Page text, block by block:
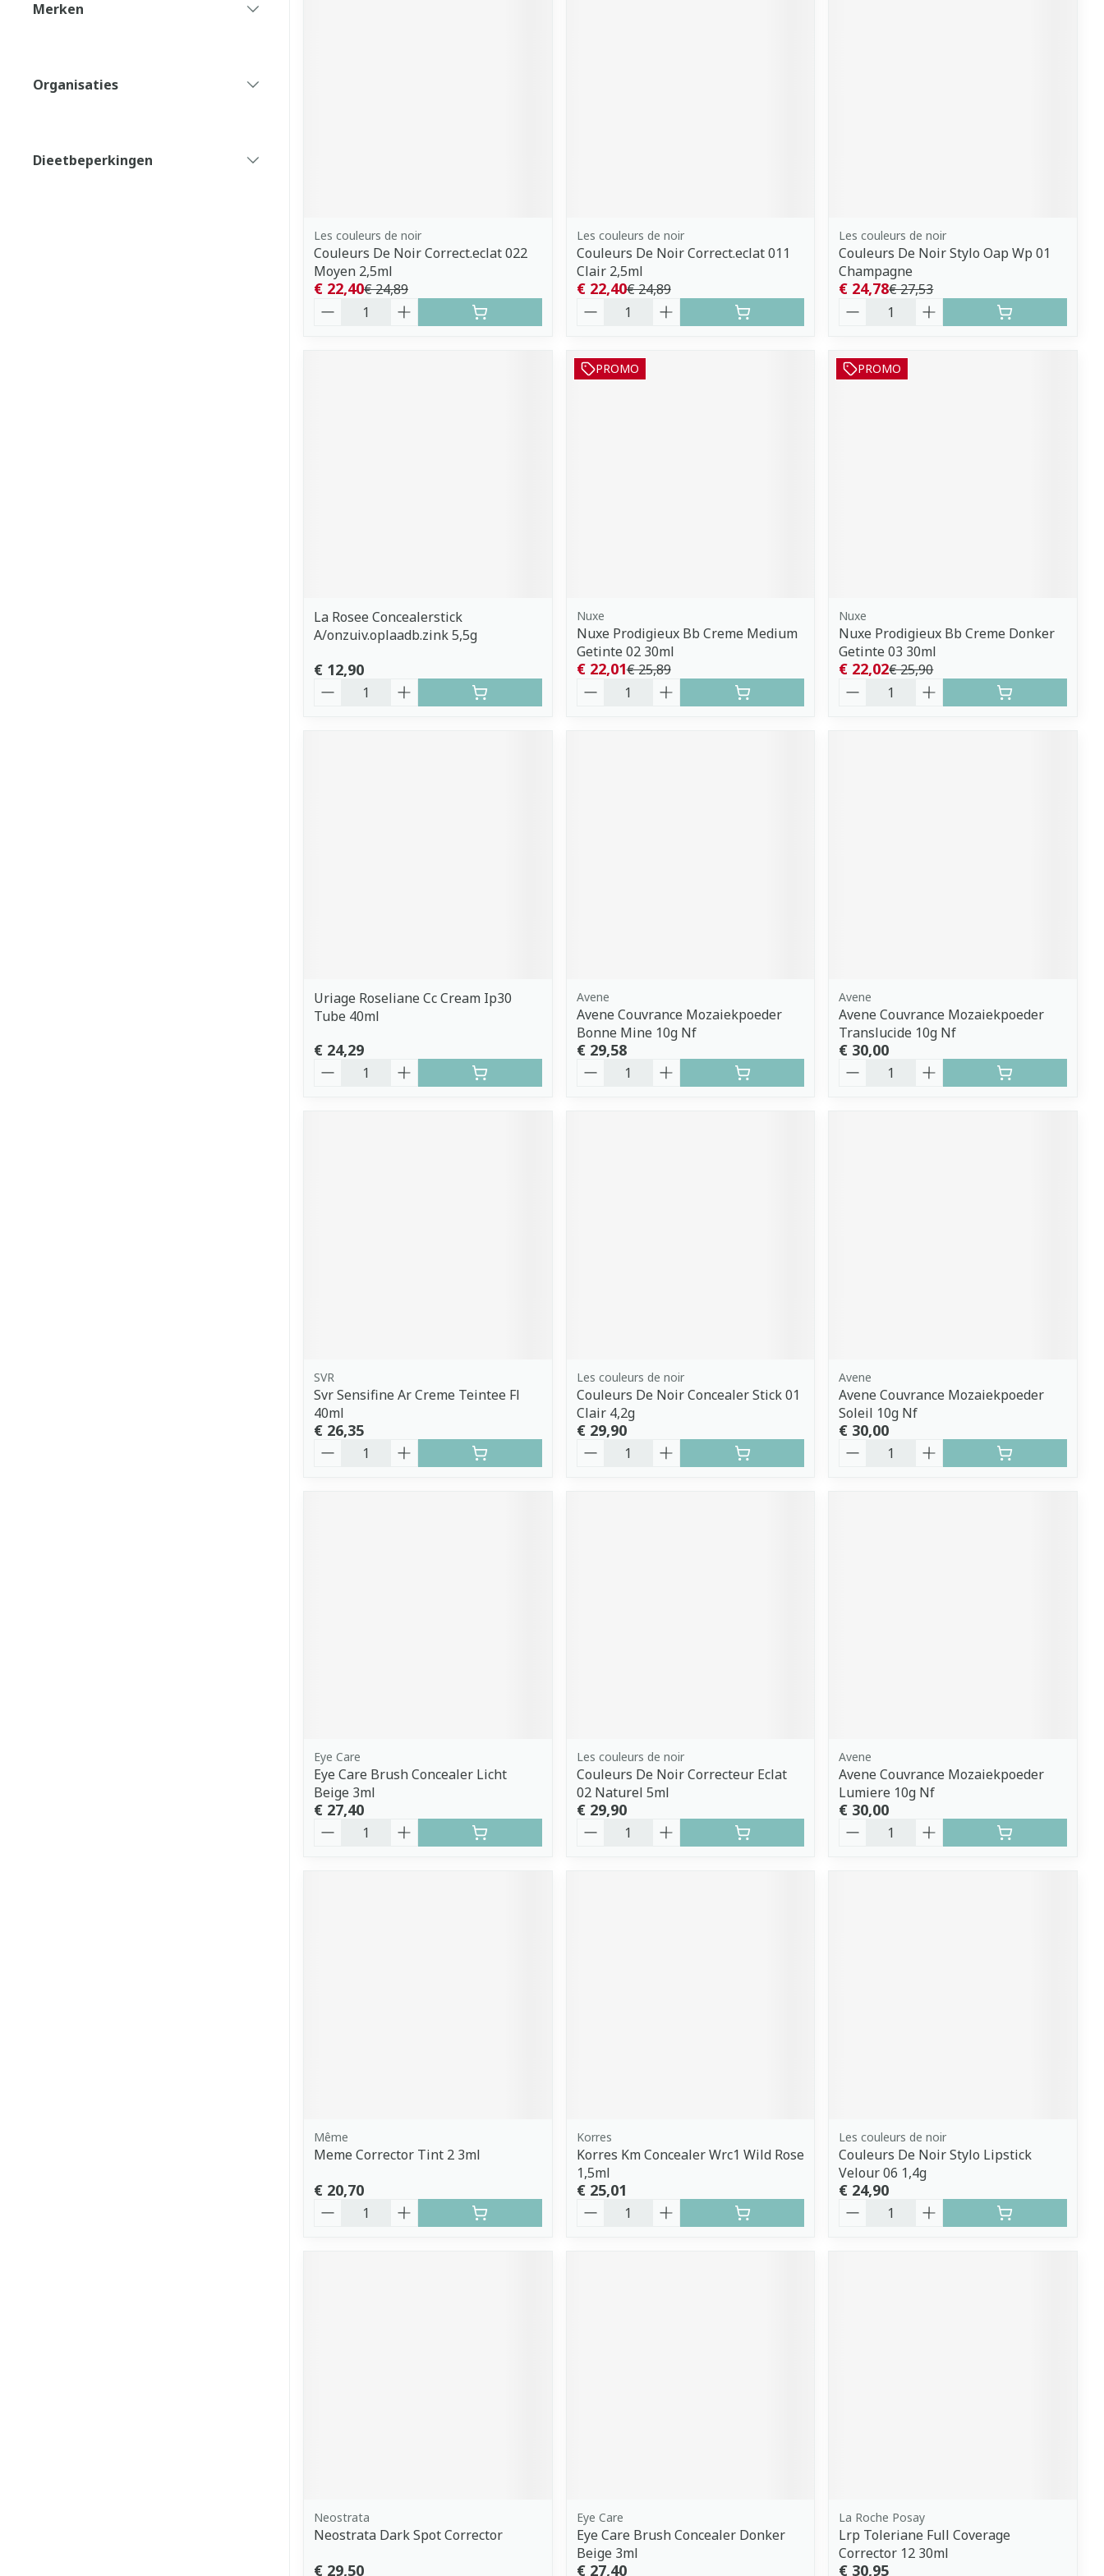
Merken
Organisaties
Dieetbeperkingen
Les couleurs de noir
Couleurs De Noir Correct.eclat 022
Moyen 2,5ml
€ 24,89
€ 22,40
Les couleurs de noir
Couleurs De Noir Correct.eclat 011
Clair 2,5ml
€ 24,89
€ 22,40
Les couleurs de noir
Couleurs De Noir Stylo Oap Wp 01
Champagne
€ 27,53
€ 24,78
La Rosee Concealerstick
A/onzuiv.oplaadb.zink 5,5g
€ 12,90
PROMO
Nuxe
Nuxe Prodigieux Bb Creme Medium
Getinte 02 30ml
€ 25,89
€ 22,01
PROMO
Nuxe
Nuxe Prodigieux Bb Creme Donker
Getinte 03 30ml
€ 25,90
€ 22,02
Uriage Roseliane Cc Cream Ip30
Tube 40ml
€ 24,29
Avene
Avene Couvrance Mozaiekpoeder
Bonne Mine 10g Nf
€ 29,58
Avene
Avene Couvrance Mozaiekpoeder
Translucide 10g Nf
€ 30,00
SVR
Svr Sensifine Ar Creme Teintee Fl
40ml
€ 26,35
Les couleurs de noir
Couleurs De Noir Concealer Stick 01
Clair 4,2g
€ 29,90
Avene
Avene Couvrance Mozaiekpoeder
Soleil 10g Nf
€ 30,00
Eye Care
Eye Care Brush Concealer Licht
Beige 3ml
€ 27,40
Les couleurs de noir
Couleurs De Noir Correcteur Eclat
02 Naturel 5ml
€ 29,90
Avene
Avene Couvrance Mozaiekpoeder
Lumiere 10g Nf
€ 30,00
Même
Meme Corrector Tint 2 3ml
€ 20,70
Korres
Korres Km Concealer Wrc1 Wild Rose
1,5ml
€ 25,01
Les couleurs de noir
Couleurs De Noir Stylo Lipstick
Velour 06 1,4g
€ 24,90
Neostrata
Neostrata Dark Spot Corrector
€ 29,50
Eye Care
Eye Care Brush Concealer Donker
Beige 3ml
€ 27,40
La Roche Posay
Lrp Toleriane Full Coverage
Corrector 12 30ml
€ 30,95